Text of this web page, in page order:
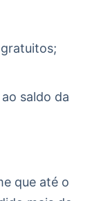
saldo da
que até o